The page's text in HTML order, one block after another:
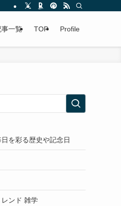
事一覧 TOP Profile
を彩る歴史や記念日
ンド 雑学